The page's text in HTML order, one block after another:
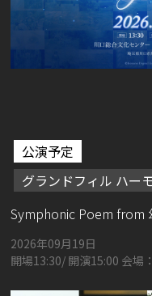
公演予定
グランドフィル ハー
Symphonic Poem from
2026年09月19日
開場13:30/ 開演15:00 会場